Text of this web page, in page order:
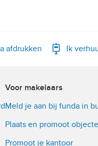
afdrukken Ik
Voor makelaars
Meld je aan bij funda in
Plaats en promoot
Promoot je kantoor